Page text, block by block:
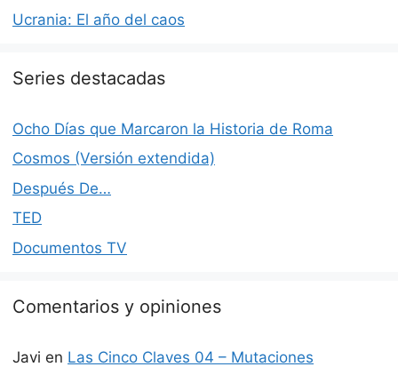
Ucrania: El año del caos
Series destacadas
Ocho Días que Marcaron la Historia de Roma
Cosmos (Versión extendida)
Después De…
TED
Documentos TV
Comentarios y opiniones
Javi en Las Cinco Claves 04 – Mutaciones